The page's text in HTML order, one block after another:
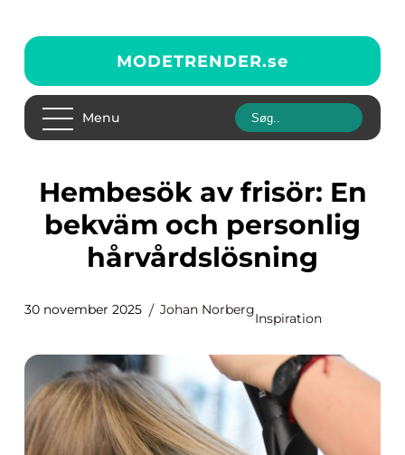
MODETRENDER.se
Menu
Hembesök av frisör: En
bekväm och personlig
hårvårdslösning
30 november 2025 Johan Norberg
Inspiration